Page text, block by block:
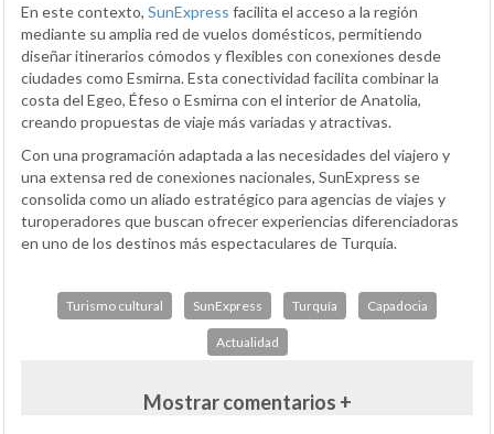
En este contexto, SunExpress facilita el acceso a la región
mediante su amplia red de vuelos domésticos, permitiendo
diseñar itinerarios cómodos y flexibles con conexiones desde
ciudades como Esmirna. Esta conectividad facilita combinar la
costa del Egeo, Éfeso o Esmirna con el interior de Anatolia,
creando propuestas de viaje más variadas y atractivas.
Con una programación adaptada a las necesidades del viajero y
una extensa red de conexiones nacionales, SunExpress se
consolida como un aliado estratégico para agencias de viajes y
turoperadores que buscan ofrecer experiencias diferenciadoras
en uno de los destinos más espectaculares de Turquía.
Turismo cultural SunExpress Turquía Capadocia
Actualidad
Mostrar comentarios +